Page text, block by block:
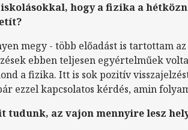
hogy a fizika a
megy - több előadást is tartottam az
ebben teljesen egyértelműek
a fizika. Itt is sok pozitív
ezzel kapcsolatos kérdés, amin
tudunk, az vajon mennyire lesz